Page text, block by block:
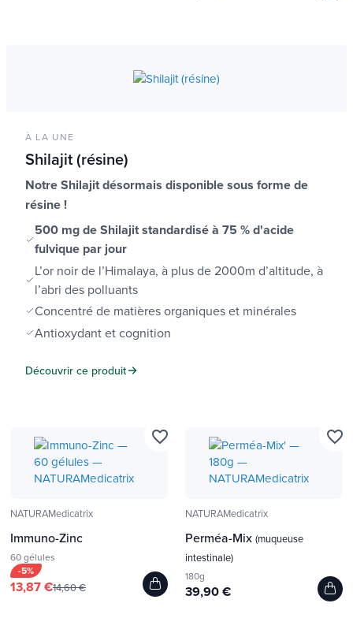
À LA UNE
Shilajit (résine)
Notre Shilajit désormais disponible sous forme de
résine !
500 mg de Shilajit standardisé à 75 % d'acide
fulvique par jour
L’or noir de l’Himalaya, à plus de 2000m d’altitude, à
l’abri des polluants
Concentré de matières organiques et minérales
Antioxydant et cognition
Découvrir ce produit
NATURAMedicatrix
Immuno-Zinc
60 gélules
-5%
13,87 €14,60 €
favorite_border
NATURAMedicatrix
Perméa-Mix (muqueuse
intestinale)
180g
39,90 €
favorite_border